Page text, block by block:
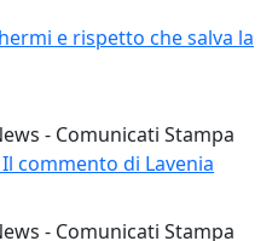
e rispetto che salva la
- Comunicati Stampa
commento di Lavenia
- Comunicati Stampa